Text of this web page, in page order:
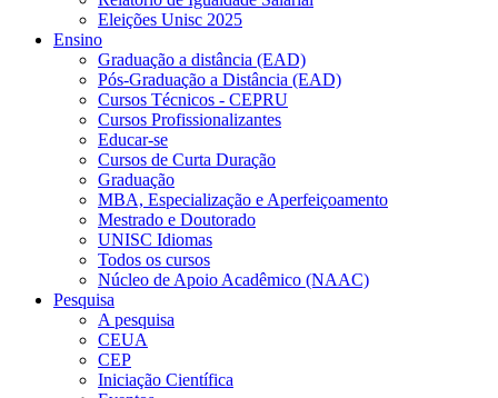
Eleições Unisc 2025
Ensino
Graduação a distância (EAD)
Pós-Graduação a Distância (EAD)
Cursos Técnicos - CEPRU
Cursos Profissionalizantes
Educar-se
Cursos de Curta Duração
Graduação
MBA, Especialização e Aperfeiçoamento
Mestrado e Doutorado
UNISC Idiomas
Todos os cursos
Núcleo de Apoio Acadêmico (NAAC)
Pesquisa
A pesquisa
CEUA
CEP
Iniciação Científica